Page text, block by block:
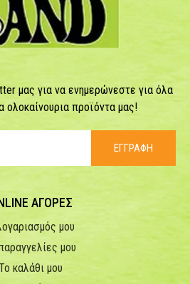
μας για να ενημερώνεστε για όλα
ολοκαίνουρια προϊόντα μας!
ΕΓΓΡΑΦΗ
ΑΓΟΡΕΣ
μου
μου
καλάθι μου